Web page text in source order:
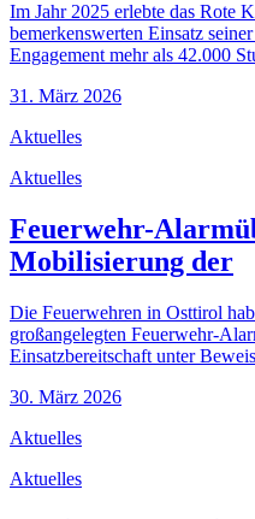
Im Jahr 2025 erlebte das Rote
bemerkenswerten Einsatz
Engagement mehr als 42.000
31. März 2026
Aktuelles
Aktuelles
Feuerwehr-
Mobilisierung der
Die Feuerwehren in Osttirol
großangelegten Feuerwehr-
Einsatzbereitschaft unter
30. März 2026
Aktuelles
Aktuelles